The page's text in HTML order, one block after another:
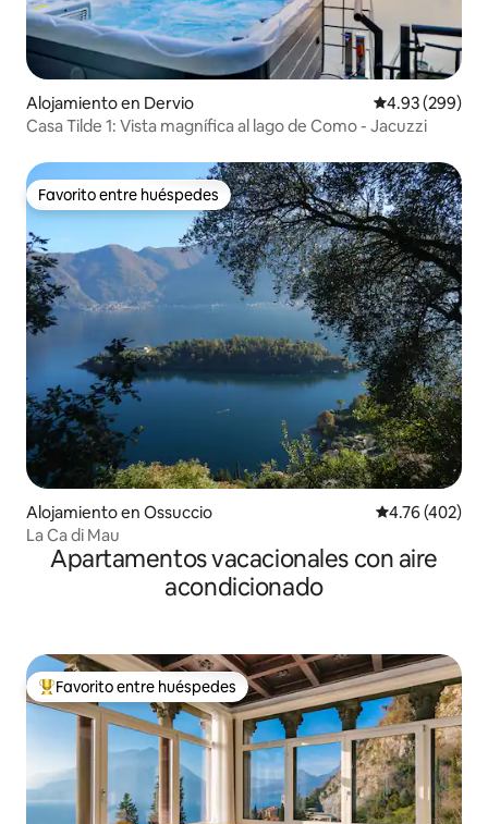
Alojamiento en Dervio Calificación
4.93 (299)
Casa Tilde 1: Vista magnífica al lago de Como - Jacuzzi
Favorito entre huéspedes
Favorito entre huéspedes
Alojamiento en Ossuccio Calificación
4.76 (402)
La Ca di Mau
Apartamentos vacacionales con aire
acondicionado
Favorito entre huéspedes preferido
Favorito entre huéspedes